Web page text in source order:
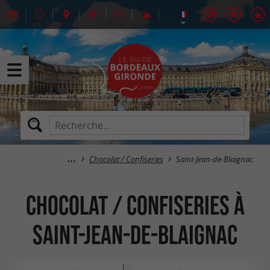
Chocolat / Confiseries Saint-Jean-de-Blaignac
Chocolat / Confiseries à
Saint-Jean-de-Blaignac